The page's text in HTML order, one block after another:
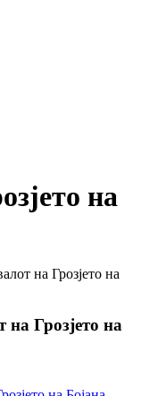
на
на Грозјето на
на Грозјето на